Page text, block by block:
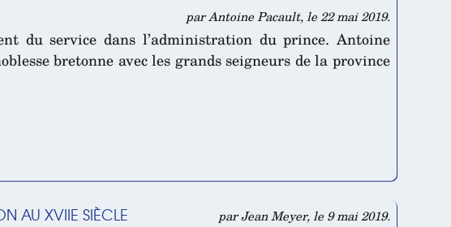
par Antoine Pacault, le 22 mai 2019.
du service dans l’administration du prince. Antoine
bretonne avec les grands seigneurs de la province
AU XVIIE SIÈCLE par Jean Meyer, le 9 mai 2019.